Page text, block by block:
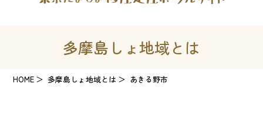
多摩島しょ地域とは
HOME 多摩島しょ地域とは あきる野市